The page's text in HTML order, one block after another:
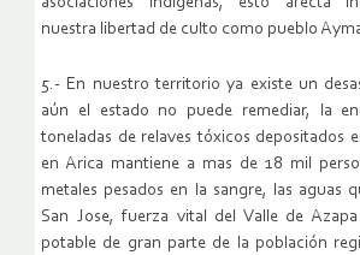
nuestra libertad de culto como pueblo
5.- En nuestro territorio ya existe un
aún el estado no puede remediar, la
toneladas de relaves tóxicos depositados
en Arica mantiene a mas de 18 mil
metales pesados en la sangre, las aguas
San Jose, fuerza vital del Valle de
potable de gran parte de la población